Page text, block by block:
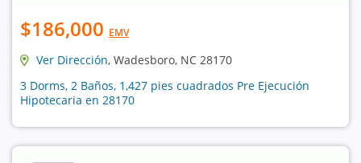
$186,000 EMV
Ver Dirección, Wadesboro, NC 28170
3 Dorms, 2 Baños, 1,427 pies cuadrados Pre Ejecución
Hipotecaria en 28170